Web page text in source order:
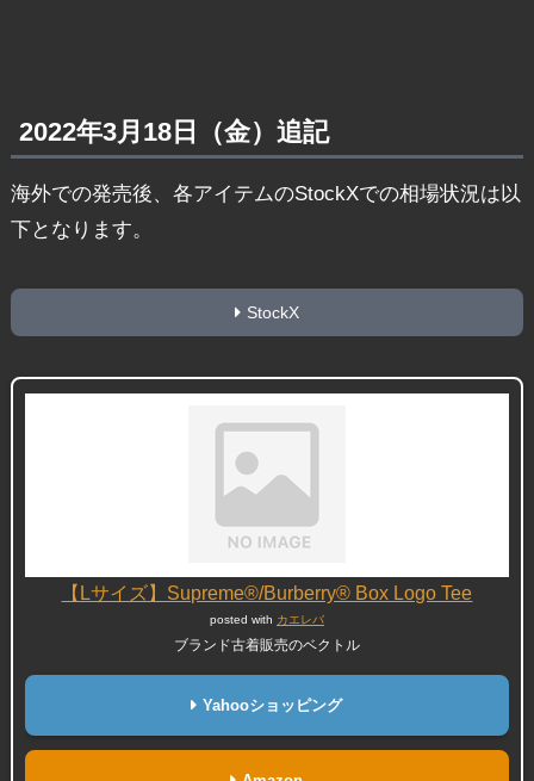
2022年3月18日（金）追記
海外での発売後、各アイテムのStockXでの相場状況は以
下となります。
StockX
【Lサイズ】Supreme®/Burberry® Box Logo Tee
posted with カエレバ
ブランド古着販売のベクトル
Yahooショッピング